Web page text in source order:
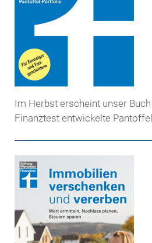
Im Herbst erscheint unser
Finanztest entwickelte